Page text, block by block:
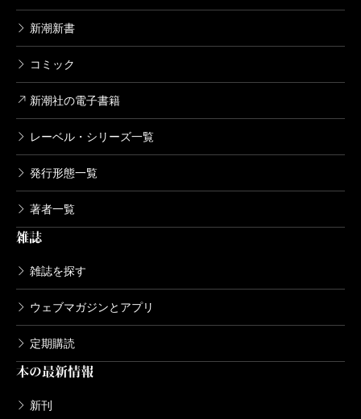
佐藤 我々の目には決して見えないもの、現実にはあ
りえない出来事のお話は、一般的には「ファンタジ
にしていくためには、どういうリアルさを自分の中に
持っているのかな。
をリアルに感じるのを「ファンタジー」だというのか
ている人たちは世界中にいるし、とくに、ちょっと前
の時代では、それはすごくリアルな感覚だったような
気がするのです。日本人の生活でも、あの世とか他界
とか異界とかを常に意識してきたわけだし。
荻原その感覚は、わかる気がする。明治以降、西洋
闇の守り人
上橋菜穂子／著
880円
新潮新書
コミック
新潮社の電子書籍
レーベル・シリーズ一覧
発行形態一覧
著者一覧
雑誌
雑誌を探す
ウェブマガジンとアプリ
定期購読
本の最新情報
新刊